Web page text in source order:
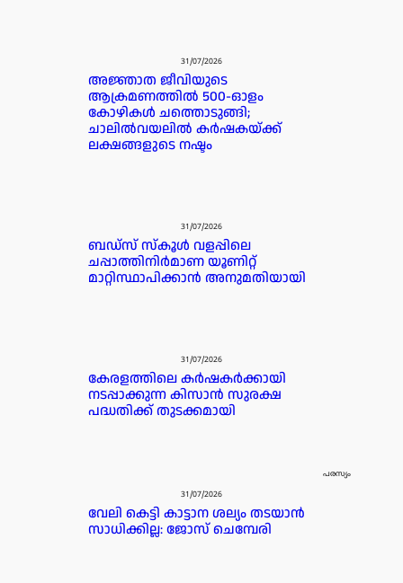
31/07/2026
അജ്ഞാത ജീവിയുടെ
ആക്രമണത്തിൽ 500-ഓളം
കോഴികൾ ചത്തൊടുങ്ങി;
ചാലിൽവയലിൽ കർഷകയ്ക്ക്
ലക്ഷങ്ങളുടെ നഷ്ടം
31/07/2026
ബഡ്‌സ് സ്കൂൾ വളപ്പിലെ
ചപ്പാത്തിനിർമാണ യൂണിറ്റ്
മാറ്റിസ്ഥാപിക്കാൻ അനുമതിയായി
31/07/2026
കേരളത്തിലെ കർഷകർക്കായി
നടപ്പാക്കുന്ന കിസാൻ സുരക്ഷ
പദ്ധതിക്ക് തുടക്കമായി
പരസ്യം
31/07/2026
വേലി കെട്ടി കാട്ടാന ശല്യം തടയാൻ
സാധിക്കില്ല: ജോസ് ചെമ്പേരി